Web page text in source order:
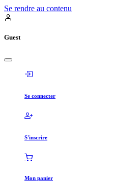
Se rendre au contenu
Guest
Se connecter
S'inscrire
Mon panier